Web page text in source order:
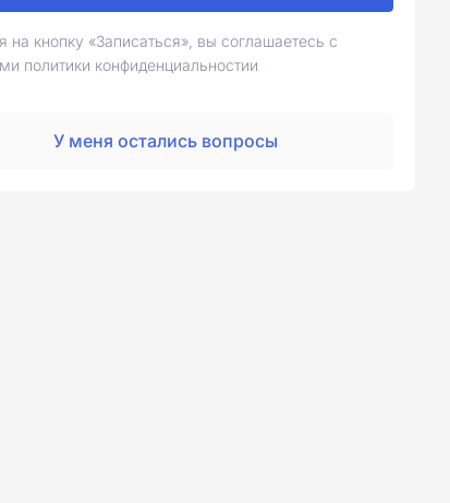
на кнопку «Записаться», вы соглашаетесь с
политики конфиденциальностии
У меня остались вопросы